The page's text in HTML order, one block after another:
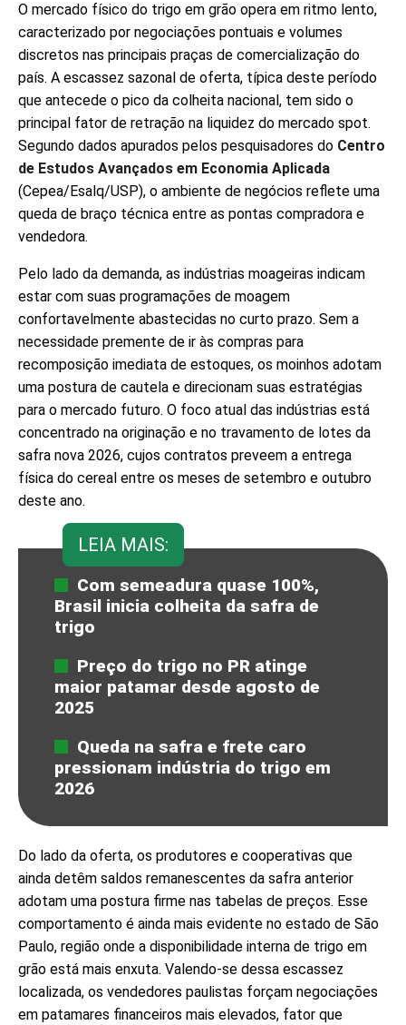
O mercado físico do trigo em grão opera em ritmo lento,
caracterizado por negociações pontuais e volumes
discretos nas principais praças de comercialização do
país. A escassez sazonal de oferta, típica deste período
que antecede o pico da colheita nacional, tem sido o
principal fator de retração na liquidez do mercado spot.
Segundo dados apurados pelos pesquisadores do Centro
de Estudos Avançados em Economia Aplicada
(Cepea/Esalq/USP), o ambiente de negócios reflete uma
queda de braço técnica entre as pontas compradora e
vendedora.
Pelo lado da demanda, as indústrias moageiras indicam
estar com suas programações de moagem
confortavelmente abastecidas no curto prazo. Sem a
necessidade premente de ir às compras para
recomposição imediata de estoques, os moinhos adotam
uma postura de cautela e direcionam suas estratégias
para o mercado futuro. O foco atual das indústrias está
concentrado na originação e no travamento de lotes da
safra nova 2026, cujos contratos preveem a entrega
física do cereal entre os meses de setembro e outubro
deste ano.
LEIA MAIS:
Com semeadura quase 100%,
Brasil inicia colheita da safra de
trigo
Preço do trigo no PR atinge
maior patamar desde agosto de
2025
Queda na safra e frete caro
pressionam indústria do trigo em
2026
Do lado da oferta, os produtores e cooperativas que
ainda detêm saldos remanescentes da safra anterior
adotam uma postura firme nas tabelas de preços. Esse
comportamento é ainda mais evidente no estado de São
Paulo, região onde a disponibilidade interna de trigo em
grão está mais enxuta. Valendo-se dessa escassez
localizada, os vendedores paulistas forçam negociações
em patamares financeiros mais elevados, fator que